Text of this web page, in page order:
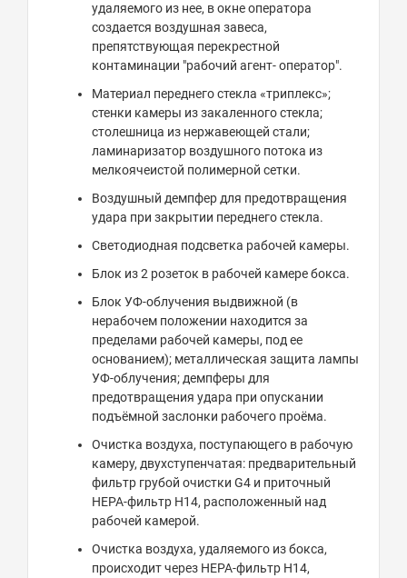
удаляемого из нее, в окне оператора
создается воздушная завеса,
препятствующая перекрестной
контаминации "рабочий агент- оператор".
Материал переднего стекла «триплекс»;
стенки камеры из закаленного стекла;
столешница из нержавеющей стали;
ламинаризатор воздушного потока из
мелкоячеистой полимерной сетки.
Воздушный демпфер для предотвращения
удара при закрытии переднего стекла.
Светодиодная подсветка рабочей камеры.
Блок из 2 розеток в рабочей камере бокса.
Блок УФ-облучения выдвижной (в
нерабочем положении находится за
пределами рабочей камеры, под ее
основанием); металлическая защита лампы
УФ-облучения; демпферы для
предотвращения удара при опускании
подъёмной заслонки рабочего проёма.
Очистка воздуха, поступающего в рабочую
камеру, двухступенчатая: предварительный
фильтр грубой очистки G4 и приточный
НЕРА-фильтр Н14, расположенный над
рабочей камерой.
Очистка воздуха, удаляемого из бокса,
происходит через НЕРА-фильтр Н14,